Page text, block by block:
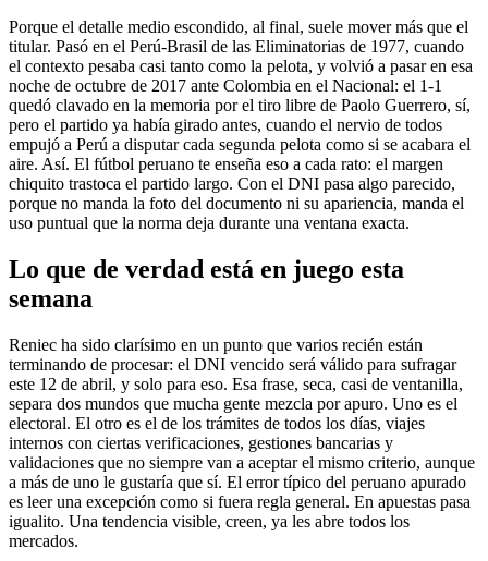
Porque el detalle medio escondido, al final, suele mover más que el
titular. Pasó en el Perú-Brasil de las Eliminatorias de 1977, cuando
el contexto pesaba casi tanto como la pelota, y volvió a pasar en esa
noche de octubre de 2017 ante Colombia en el Nacional: el 1-1
quedó clavado en la memoria por el tiro libre de Paolo Guerrero, sí,
pero el partido ya había girado antes, cuando el nervio de todos
empujó a Perú a disputar cada segunda pelota como si se acabara el
aire. Así. El fútbol peruano te enseña eso a cada rato: el margen
chiquito trastoca el partido largo. Con el DNI pasa algo parecido,
porque no manda la foto del documento ni su apariencia, manda el
uso puntual que la norma deja durante una ventana exacta.
Lo que de verdad está en juego esta
semana
Reniec ha sido clarísimo en un punto que varios recién están
terminando de procesar: el DNI vencido será válido para sufragar
este 12 de abril, y solo para eso. Esa frase, seca, casi de ventanilla,
separa dos mundos que mucha gente mezcla por apuro. Uno es el
electoral. El otro es el de los trámites de todos los días, viajes
internos con ciertas verificaciones, gestiones bancarias y
validaciones que no siempre van a aceptar el mismo criterio, aunque
a más de uno le gustaría que sí. El error típico del peruano apurado
es leer una excepción como si fuera regla general. En apuestas pasa
igualito. Una tendencia visible, creen, ya les abre todos los
mercados.